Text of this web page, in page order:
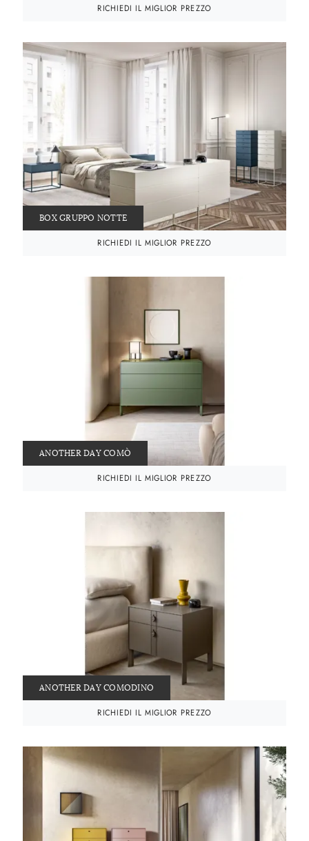
RICHIEDI IL MIGLIOR PREZZO
BOX GRUPPO NOTTE
RICHIEDI IL MIGLIOR PREZZO
ANOTHER DAY COMÒ
RICHIEDI IL MIGLIOR PREZZO
ANOTHER DAY COMODINO
RICHIEDI IL MIGLIOR PREZZO